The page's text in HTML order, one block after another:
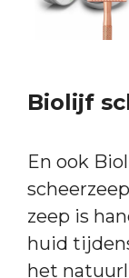
Biolijf
En ook
zeep is
huid
het